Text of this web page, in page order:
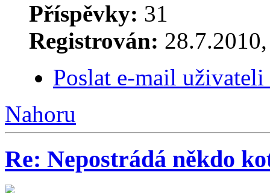
Příspěvky: 31
Registrován:
Poslat e-mail
Nahoru
Re: Nepostrádá někdo